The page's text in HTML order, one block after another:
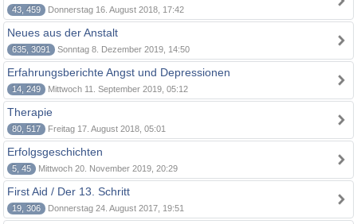
43, 459 Donnerstag 16. August 2018, 17:42
Neues aus der Anstalt
635, 3091 Sonntag 8. Dezember 2019, 14:50
Erfahrungsberichte Angst und Depressionen
14, 249 Mittwoch 11. September 2019, 05:12
Therapie
80, 517 Freitag 17. August 2018, 05:01
Erfolgsgeschichten
5, 45 Mittwoch 20. November 2019, 20:29
First Aid / Der 13. Schritt
19, 306 Donnerstag 24. August 2017, 19:51